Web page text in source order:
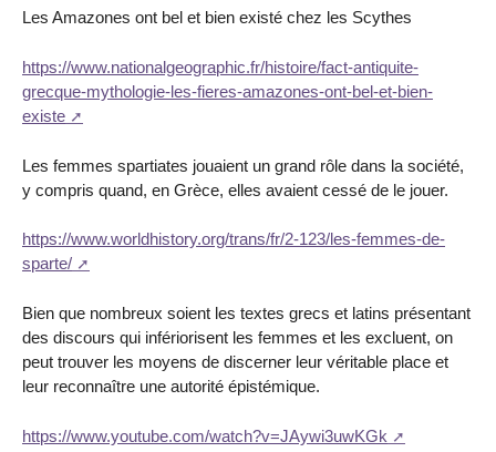
Les Amazones ont bel et bien existé chez les Scythes
https://www.nationalgeographic.fr/histoire/fact-antiquite-
grecque-mythologie-les-fieres-amazones-ont-bel-et-bien-
existe
Les femmes spartiates jouaient un grand rôle dans la société,
y compris quand, en Grèce, elles avaient cessé de le jouer.
https://www.worldhistory.org/trans/fr/2-123/les-femmes-de-
sparte/
Bien que nombreux soient les textes grecs et latins présentant
des discours qui infériorisent les femmes et les excluent, on
peut trouver les moyens de discerner leur véritable place et
leur reconnaître une autorité épistémique.
https://www.youtube.com/watch?v=JAywi3uwKGk